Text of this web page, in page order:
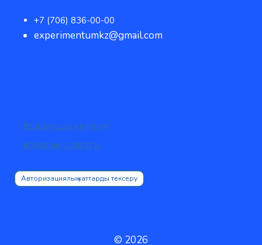
+7 (706) 836-00-00
experimentumkz@gmail.com
Қолданушы келісімі
Құпиялық саясаты
Авторизациялық хаттарды тексеру
© 2026